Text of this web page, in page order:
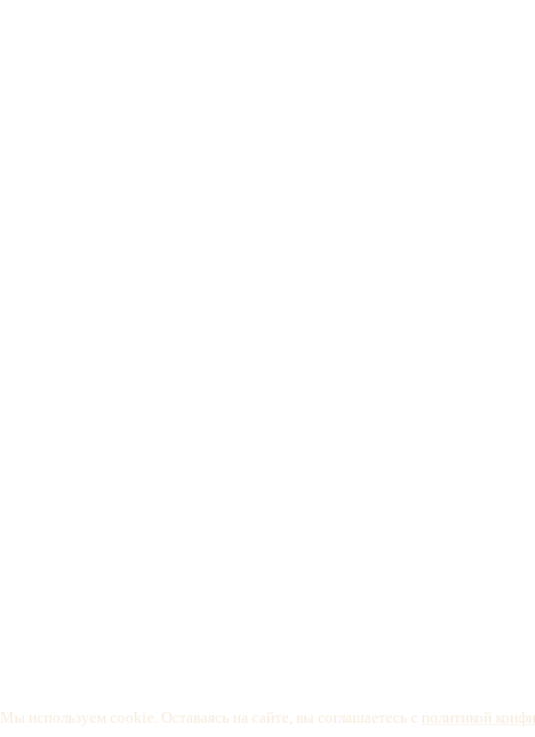
Мы используем cookie. Оставаясь на сайте, вы соглашаетесь с политикой